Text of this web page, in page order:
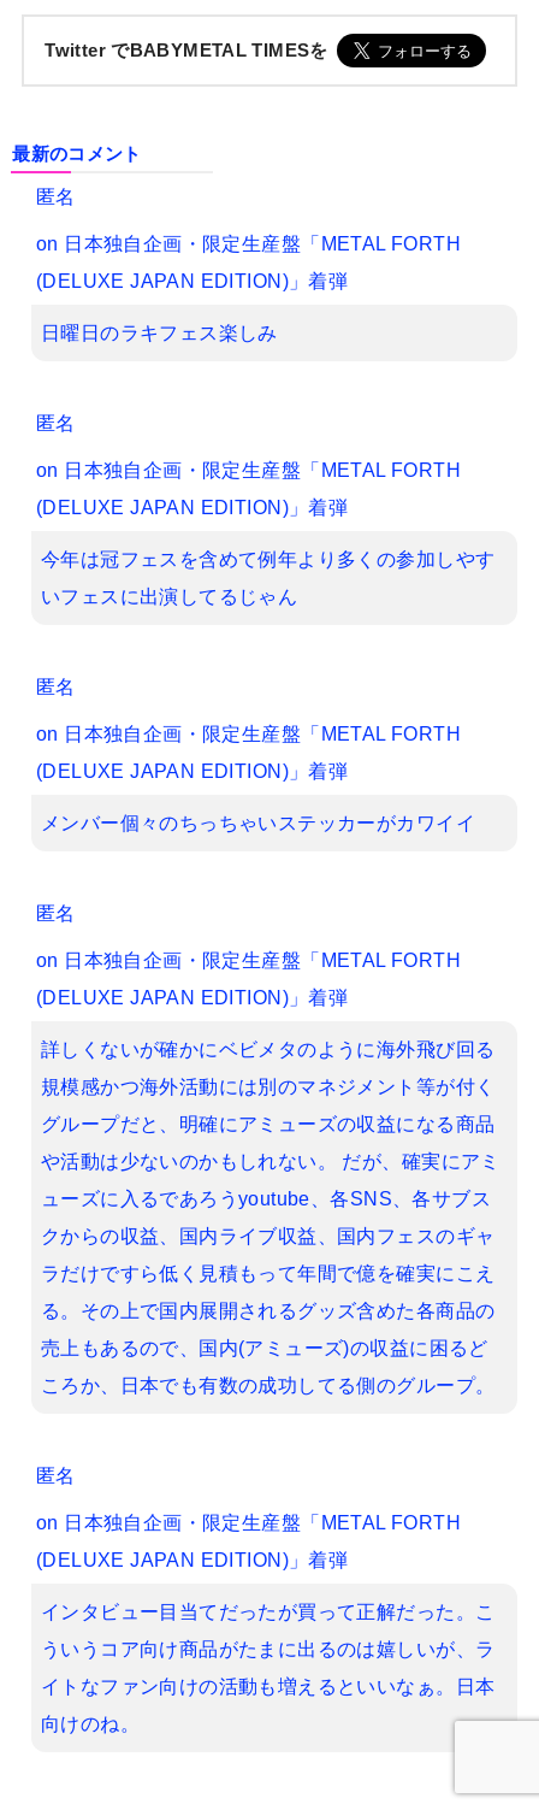
Twitter でBABYMETAL TIMESを
最新のコメント
匿名
on 日本独自企画・限定生産盤「METAL FORTH
(DELUXE JAPAN EDITION)」着弾
日曜日のラキフェス楽しみ
匿名
on 日本独自企画・限定生産盤「METAL FORTH
(DELUXE JAPAN EDITION)」着弾
今年は冠フェスを含めて例年より多くの参加しやす
いフェスに出演してるじゃん
匿名
on 日本独自企画・限定生産盤「METAL FORTH
(DELUXE JAPAN EDITION)」着弾
メンバー個々のちっちゃいステッカーがカワイイ
匿名
on 日本独自企画・限定生産盤「METAL FORTH
(DELUXE JAPAN EDITION)」着弾
詳しくないが確かにベビメタのように海外飛び回る
規模感かつ海外活動には別のマネジメント等が付く
グループだと、明確にアミューズの収益になる商品
や活動は少ないのかもしれない。 だが、確実にアミ
ューズに入るであろうyoutube、各SNS、各サブス
クからの収益、国内ライブ収益、国内フェスのギャ
ラだけですら低く見積もって年間で億を確実にこえ
る。その上で国内展開されるグッズ含めた各商品の
売上もあるので、国内(アミューズ)の収益に困るど
ころか、日本でも有数の成功してる側のグループ。
匿名
on 日本独自企画・限定生産盤「METAL FORTH
(DELUXE JAPAN EDITION)」着弾
インタビュー目当てだったが買って正解だった。こ
ういうコア向け商品がたまに出るのは嬉しいが、ラ
イトなファン向けの活動も増えるといいなぁ。日本
向けのね。